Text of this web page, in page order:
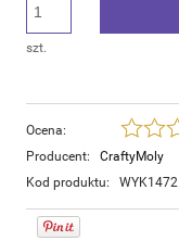
szt.
Ocena:
Producent:
CraftyMoly
Kod produktu:
WYK1472